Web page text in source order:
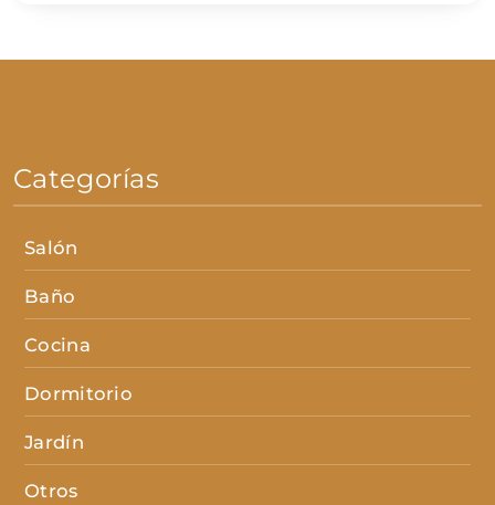
Categorías
Salón
Baño
Cocina
Dormitorio
Jardín
Otros